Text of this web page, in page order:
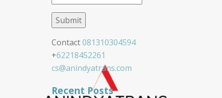
Contact081310304594
+62218452261
cs@anindyatrans.com
Recent Posts